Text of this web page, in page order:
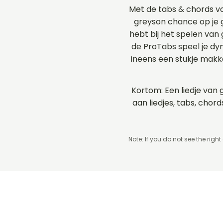
Met de tabs & chords
greyson chance op je
hebt bij het spelen van
de ProTabs speel je
ineens een stukje
Kortom: Een liedje
aan liedjes, tabs,
Note: If you do not see the